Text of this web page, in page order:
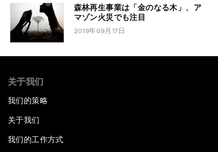
森林再生事業は「金のなる木」、ア
マゾン火災でも注目
2019年09月17日
关于我们
我们的策略
关于我们
我们的工作方式